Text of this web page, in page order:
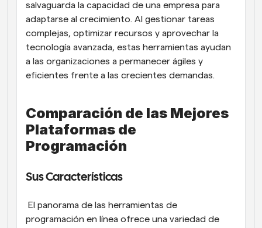
salvaguarda la capacidad de una empresa para
adaptarse al crecimiento. Al gestionar tareas
complejas, optimizar recursos y aprovechar la
tecnología avanzada, estas herramientas ayudan
a las organizaciones a permanecer ágiles y
eficientes frente a las crecientes demandas.
Comparación de las Mejores
Plataformas de
Programación
Sus Características
programación en línea ofrece una variedad de